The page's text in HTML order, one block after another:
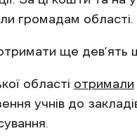
громадам області.
ще дев’ять
області отримали
учнів до